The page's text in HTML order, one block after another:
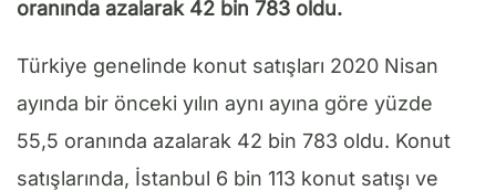
oranında azalarak 42 bin 783 oldu.
Türkiye genelinde konut satışları 2020 Nisan
ayında bir önceki yılın aynı ayına göre yüzde
55,5 oranında azalarak 42 bin 783 oldu. Konut
satışlarında, İstanbul 6 bin 113 konut satışı ve